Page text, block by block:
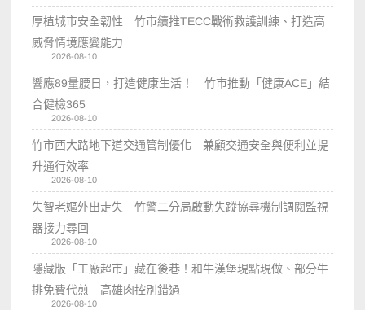
厚植城市安全韌性 竹市續推TECC戰術救護訓練、打造高
威脅情境應變能力
2026-08-10
響應89量腰日，打造健康生活！ 竹市推動「健康ACE」結
合健檢365
2026-08-10
竹市西大路地下道交通管制優化 兼顧交通安全與便利並提
升通行效率
2026-08-10
失智老嫗外出走失 竹警二分局啟動失蹤協尋機制調閱監視
器接力尋回
2026-08-10
隱藏版「工廠超市」藏在後巷！和牛漢堡現點現做、部分牛
排免費代煎 高雄肉控別錯過
2026-08-10